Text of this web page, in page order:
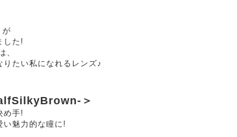
が
した!
、
たい私になれるレンズ♪
＞
め手!
い魅力的な瞳に!